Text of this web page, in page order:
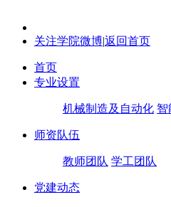
关注学院微博|返回首页
首页
专业设置
机械制造及自动化 智
师资队伍
教师团队 学工团队
党建动态